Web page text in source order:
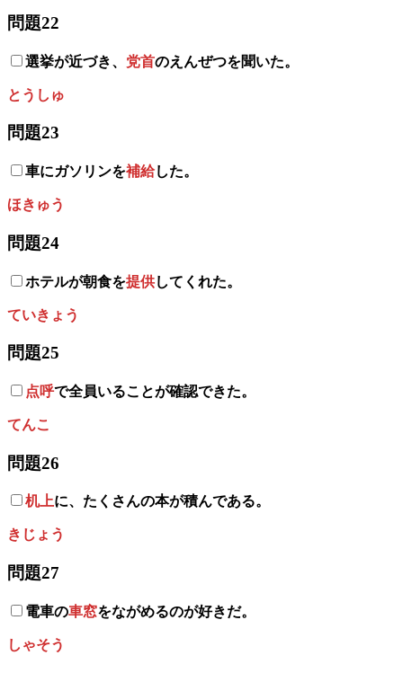
問題22
選挙が近づき、 党首のえんぜつを聞いた。
とうしゅ
問題23
車にガソリンを補給した。
ほきゅう
問題24
ホテルが朝食を提供してくれた。
ていきょう
問題25
点呼で全員いることが確認できた。
てんこ
問題26
机上に、たくさんの本が積んである。
きじょう
問題27
電車の車窓をながめるのが好きだ。
しゃそう